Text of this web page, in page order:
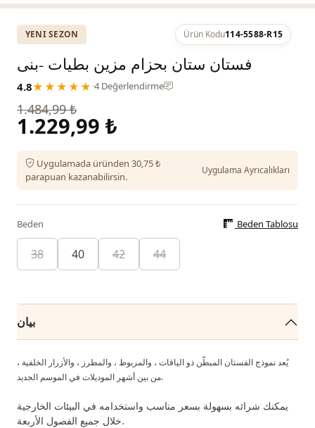
YENI SEZON Ürün Kodu114-5588-R15
فستان ستان بحزام مزين بطيات -بنى
4.8★★★★★ ·4 Değerlendirme
1.484,99 ₺
1.229,99 ₺
Uygulamada üründen 30,75 ₺
parapuan kazanabilirsin.
Uygulama Ayrıcalıkları
Beden Beden Tablosu
38 40 42 44
بيان
يُعد نموذج الفستان المبطّن ذو الياقات ، والمربوط ، والمطرز ، والأزرار الخلفية ،
من بين أشهر الموديلات في الموسم الجديد.
يمكنك شرائه بسهولة بسعر مناسب واستخدامه في البيئات الخارجية
خلال جميع الفصول الأربعة.